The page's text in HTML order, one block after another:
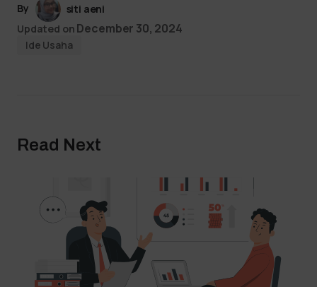
By
siti aeni
Updated on December 30, 2024
Ide Usaha
Read Next